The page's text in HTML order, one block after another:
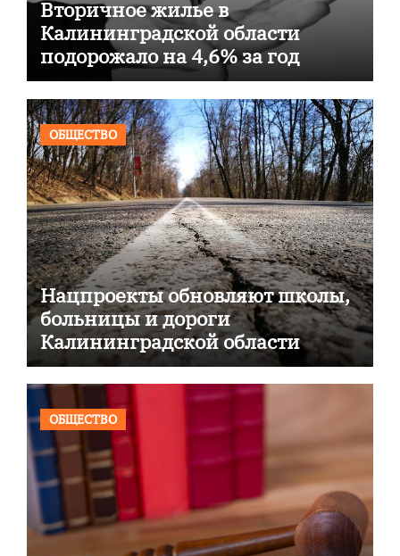
Вторичное жилье в
Калининградской области
подорожало на 4,6% за год
ОБЩЕСТВО
Нацпроекты обновляют школы,
больницы и дороги
Калининградской области
ОБЩЕСТВО